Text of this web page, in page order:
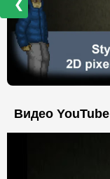
❮
Видео YouTube